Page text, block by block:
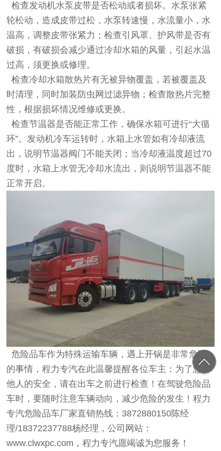
检查发动机水泵皮带是否松动或者损坏。水泵张紧
轮松动，造成皮带过松，水泵转速慢，水流量小，水
温高，调整皮带张紧力；检查引风罩、护风带是否有
破损，有破损会减少通过冷却水箱的风量，引起水温
过高，须更换或修理。
检查冷却水箱散热片有无被异物覆盖，若被覆盖及
时清理，同时加装防虫网过滤异物；检查散热片完整
性，根据损坏情况维修或更换。
检查节温器是否能正常工作，确保水箱可进行“大循
环”。发动机冷车运转时，水箱上水管如有冷却液流
出，说明节温器阀门不能关闭；当冷却液温度超过70
度时，水箱上水管无冷却水流出，则说明节温器不能
正常开启。
危险品车作为特殊运输车辆，遇上开锅是非常危险
的事情，程力专汽在此温馨提醒各位车主：为了您和
他人的安全，请在出车之前进行检查！在驾驶危险品
车时，要随时注意车辆动向，减少危险的发生！程力
专汽危险品车厂家直销热线：3872880150陈经
理/18372237788杨经理，公司网站：
www.clwxpc.com，程力专汽愿竭诚为您服务！